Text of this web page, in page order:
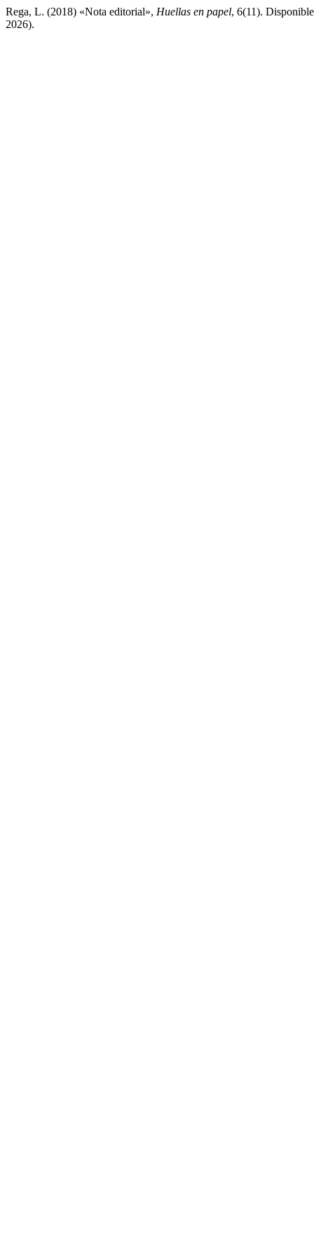
Rega, L. (2018) «Nota editorial», Huellas en papel, 6(11).
2026).